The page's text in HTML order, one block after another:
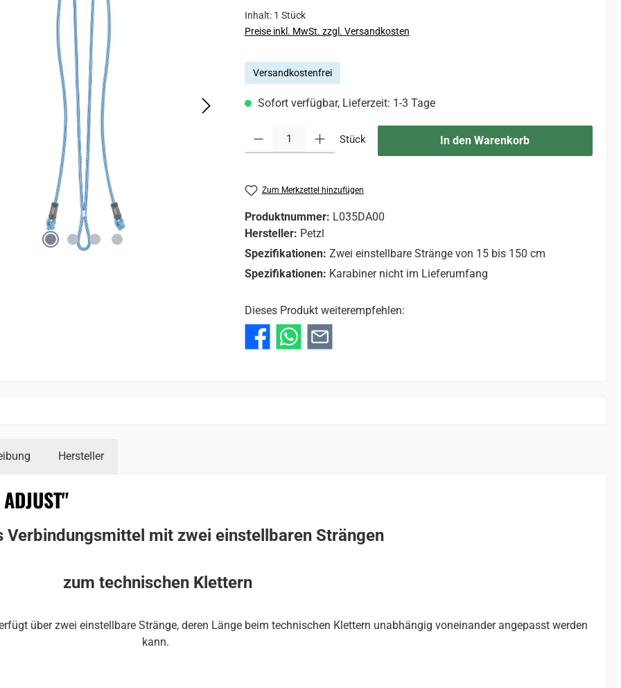
Inhalt: 1 Stück
Preise inkl. MwSt. zzgl. Versandkosten
Versandkostenfrei
Sofort verfügbar, Lieferzeit: 1-3 Tage
Produkt Anzahl: Gib den gewünschten Wert ein oder benutze die Schaltflächen um die
Stück In den Warenkorb
Zum Merkzettel hinzufügen
Produktnummer: L035DA00
Hersteller: Petzl
Spezifikationen: Zwei einstellbare Stränge von 15 bis 150 cm
Spezifikationen: Karabiner nicht im Lieferumfang
Dieses Produkt weiterempfehlen:
Hersteller
Verbindungsmittel mit zwei einstellbaren Strängen
zum technischen Klettern
über zwei einstellbare Stränge, deren Länge beim technischen Klettern unabhängig voneinander angepasst werden
kann.